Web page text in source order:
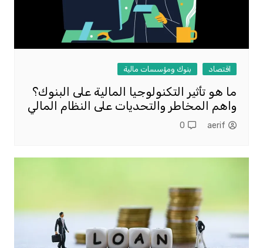
اقتصاد بنوك ومؤسسات مالية
ما هو تأثير التكنولوجيا المالية على البنوك؟
واهم المخاطر والتحديات على النظام المالي
aerif
0